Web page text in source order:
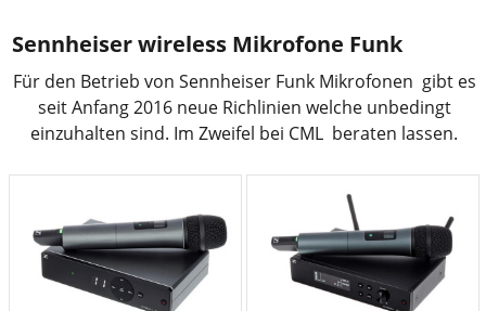
Sennheiser wireless Mikrofone Funk
Für den Betrieb von Sennheiser Funk Mikrofonen gibt es
seit Anfang 2016 neue Richlinien welche unbedingt
einzuhalten sind. Im Zweifel bei CML beraten lassen.